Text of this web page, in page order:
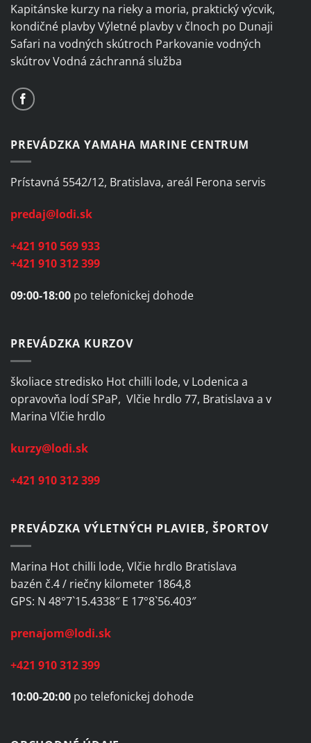
Kapitánske kurzy na rieky a moria, praktický výcvik,
kondičné plavby Výletné plavby v člnoch po Dunaji
Safari na vodných skútroch Parkovanie vodných
skútrov Vodná záchranná služba
PREVÁDZKA YAMAHA MARINE CENTRUM
Prístavná 5542/12, Bratislava, areál Ferona servis
predaj@lodi.sk
+421 910 569 933
+421 910 312 399
09:00-18:00 po telefonickej dohode
PREVÁDZKA KURZOV
školiace stredisko Hot chilli lode, v Lodenica a
opravovňa lodí SPaP, Vlčie hrdlo 77, Bratislava a v
Marina Vlčie hrdlo
kurzy@lodi.sk
+421 910 312 399
PREVÁDZKA VÝLETNÝCH PLAVIEB, ŠPORTOV
Marina Hot chilli lode, Vlčie hrdlo Bratislava
bazén č.4 / riečny kilometer 1864,8
GPS: N 48°7`15.4338″ E 17°8`56.403″
prenajom@lodi.sk
+421 910 312 399
10:00-20:00 po telefonickej dohode